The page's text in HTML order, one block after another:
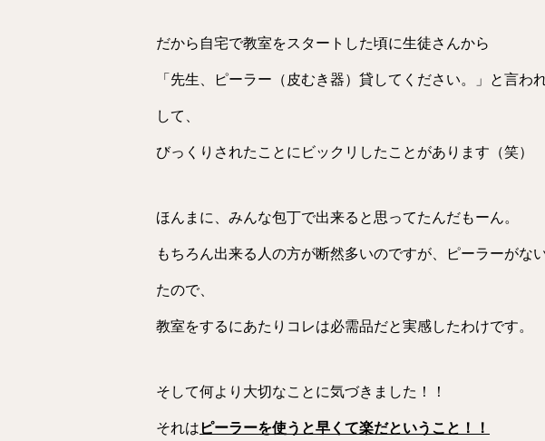
だから自宅で教室をスタートした頃に生徒さんから
「先生、ピーラー（皮むき器）貸してください。」と言わ
して、
びっくりされたことにビックリしたことがあります（笑）
ほんまに、みんな包丁で出来ると思ってたんだもーん。
もちろん出来る人の方が断然多いのですが、ピーラーがな
たので、
教室をするにあたりコレは必需品だと実感したわけです。
そして何より大切なことに気づきました！！
それは ピーラーを使うと早くて楽だということ！！